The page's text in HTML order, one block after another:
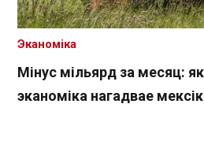
Мінус мільярд за месяц:
эканоміка нагадвае
Эканоміка